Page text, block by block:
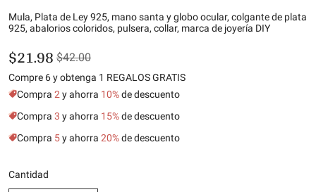
Mula, Plata de Ley 925, mano santa y globo ocular, colgante de plata
925, abalorios coloridos, pulsera, collar, marca de joyería DIY
$21.98 $42.00
Compre 6 y obtenga 1 REGALOS GRATIS
Compra 2 y ahorra 10%de descuento
Compra 3 y ahorra 15%de descuento
Compra 5y ahorra 20%de descuento
Cantidad